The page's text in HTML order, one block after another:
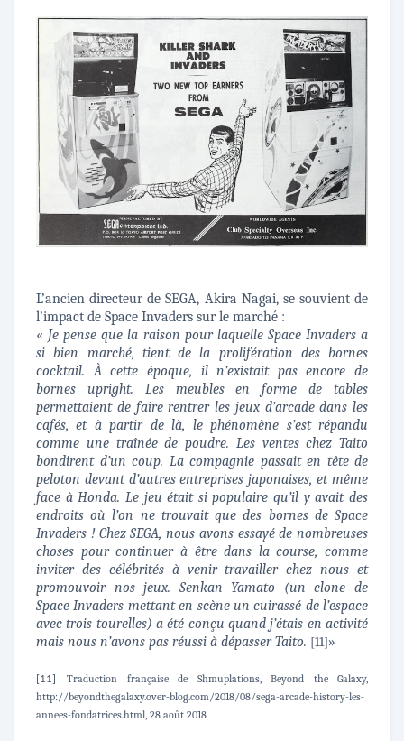
L’ancien directeur de SEGA, Akira Nagai, se souvient de
l’impact de Space Invaders sur le marché :
« Je pense que la raison pour laquelle Space Invaders a
si bien marché, tient de la prolifération des bornes
cocktail. À cette époque, il n’existait pas encore de
bornes upright. Les meubles en forme de tables
permettaient de faire rentrer les jeux d’arcade dans les
cafés, et à partir de là, le phénomène s’est répandu
comme une traînée de poudre. Les ventes chez Taito
bondirent d’un coup. La compagnie passait en tête de
peloton devant d’autres entreprises japonaises, et même
face à Honda. Le jeu était si populaire qu’il y avait des
endroits où l’on ne trouvait que des bornes de Space
Invaders ! Chez SEGA, nous avons essayé de nombreuses
choses pour continuer à être dans la course, comme
inviter des célébrités à venir travailler chez nous et
promouvoir nos jeux. Senkan Yamato (un clone de
Space Invaders mettant en scène un cuirassé de l’espace
avec trois tourelles) a été conçu quand j’étais en activité
mais nous n’avons pas réussi à dépasser Taito. [11]»
[11]
Traduction française de Shmuplations, Beyond the Galaxy,
http://beyondthegalaxy.over-blog.com/2018/08/sega-arcade-history-les-
annees-fondatrices.html, 28 août 2018